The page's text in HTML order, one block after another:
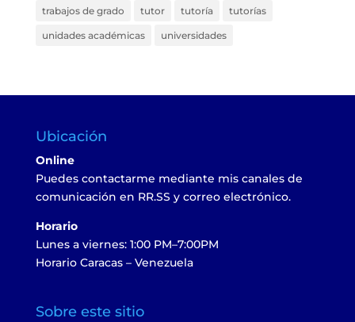
trabajos de grado tutor tutoría tutorías
unidades académicas universidades
Ubicación
Online
Puedes contactarme mediante mis canales de
comunicación en RR.SS y correo electrónico.
Horario
Lunes a viernes: 1:00 PM–7:00PM
Horario Caracas – Venezuela
Sobre este sitio